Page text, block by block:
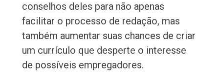
conselhos deles para não apenas
facilitar o processo de redação, mas
também aumentar suas chances de criar
um currículo que desperte o interesse
de possíveis empregadores.